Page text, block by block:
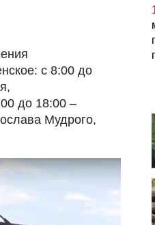
с 8:00 до
до 18:00 –
Мудрого,